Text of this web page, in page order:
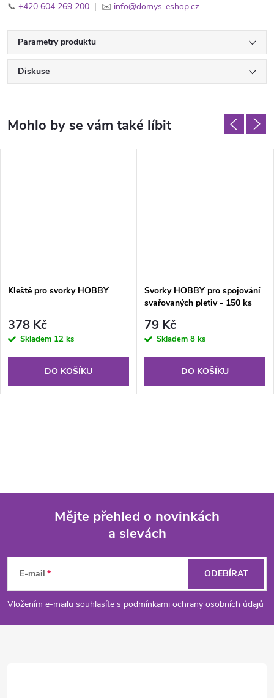
📞 +420 604 269 200 | ✉️ info@domys-eshop.cz
Parametry produktu
Diskuse
Kleště pro svorky HOBBY
378 Kč
Skladem 12 ks
DO KOŠÍKU
Svorky HOBBY pro spojování
svařovaných pletiv - 150 ks
79 Kč
Skladem 8 ks
DO KOŠÍKU
p
a
Mějte přehled o novinkách
a slevách
E-mail
Vložením e-mailu souhlasíte s podmínkami ochrany osobních údajů
ODEBÍRAT